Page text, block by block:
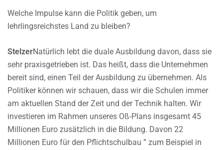
Welche Impulse kann die Politik geben, um
lehrlingsreichstes Land zu bleiben?
StelzerNatürlich lebt die duale Ausbildung davon, dass sie
sehr praxisgetrieben ist. Das heißt, dass die Unternehmen
bereit sind, einen Teil der Ausbildung zu übernehmen. Als
Politiker können wir schauen, dass wir die Schulen immer
am aktuellen Stand der Zeit und der Technik halten. Wir
investieren im Rahmen unseres Oß-Plans insgesamt 45
Millionen Euro zusätzlich in die Bildung. Davon 22
Millionen Euro für den Pflichtschulbau ” zum Beispiel in